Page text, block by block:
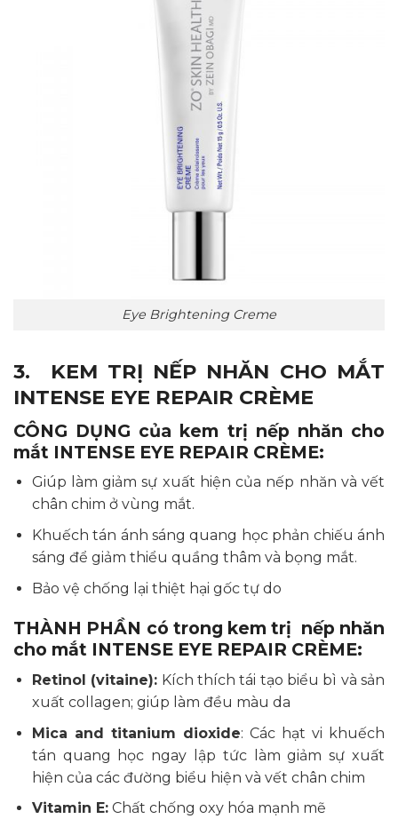
Eye Brightening Creme
3. KEM TRỊ NẾP NHĂN CHO MẮT
INTENSE EYE REPAIR CRÈME
CÔNG DỤNG của kem trị nếp nhăn cho
mắt INTENSE EYE REPAIR CRÈME:
Giúp làm giảm sự xuất hiện của nếp nhăn và vết
chân chim ở vùng mắt.
Khuếch tán ánh sáng quang học phản chiếu ánh
sáng để giảm thiểu quầng thâm và bọng mắt.
Bảo vệ chống lại thiệt hại gốc tự do
THÀNH PHẦN có trong kem trị nếp nhăn
cho mắt INTENSE EYE REPAIR CRÈME:
Retinol (vitaine): Kích thích tái tạo biểu bì và sản
xuất collagen; giúp làm đều màu da
Mica and titanium dioxide: Các hạt vi khuếch
tán quang học ngay lập tức làm giảm sự xuất
hiện của các đường biểu hiện và vết chân chim
Vitamin E:Chất chống oxy hóa mạnh mẽ